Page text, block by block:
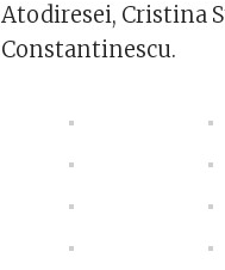
Atodiresei, Cristina
Constantinescu.